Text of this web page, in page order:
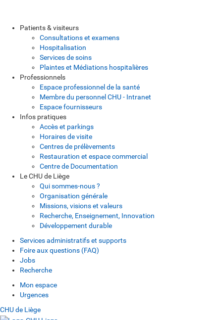
Patients & visiteurs
Consultations et examens
Hospitalisation
Services de soins
Plaintes et Médiations hospitalières
Professionnels
Espace professionnel de la santé
Membre du personnel CHU - Intranet
Espace fournisseurs
Infos pratiques
Accès et parkings
Horaires de visite
Centres de prélèvements
Restauration et espace commercial
Centre de Documentation
Le CHU de Liège
Qui sommes-nous ?
Organisation générale
Missions, visions et valeurs
Recherche, Enseignement, Innovation
Développement durable
Services administratifs et supports
Foire aux questions (FAQ)
Jobs
Recherche
Mon espace
Urgences
CHU de Liège